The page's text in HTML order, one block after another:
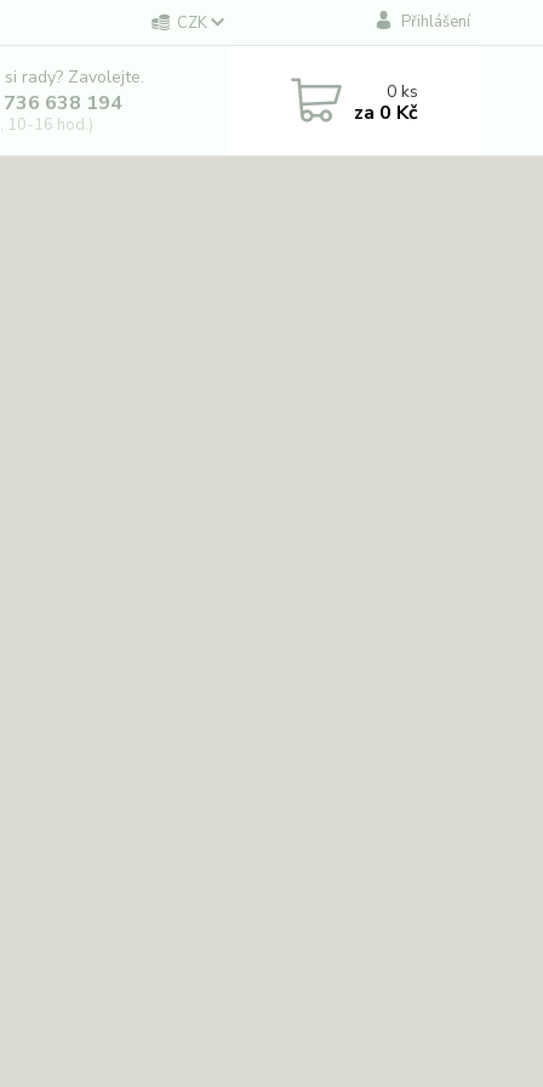
CZK Přihlášení
rady? Zavolejte.
638 194
10-16 hod.)
0ks
za 0 Kč